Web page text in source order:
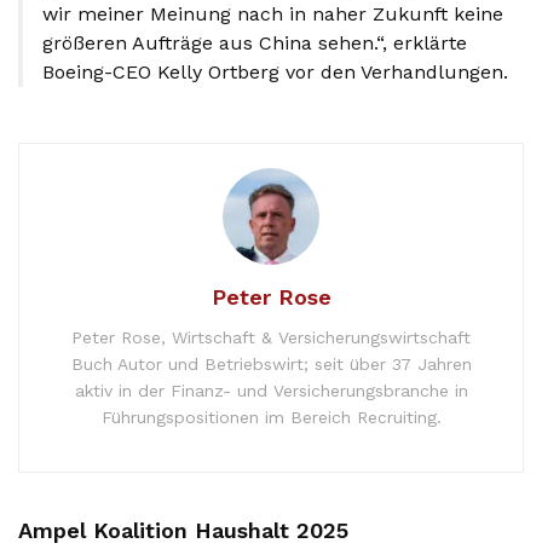
wir meiner Meinung nach in naher Zukunft keine
größeren Aufträge aus China sehen.“, erklärte
Boeing-CEO Kelly Ortberg vor den Verhandlungen.
Peter Rose
Peter Rose, Wirtschaft & Versicherungswirtschaft
Buch Autor und Betriebswirt; seit über 37 Jahren
aktiv in der Finanz- und Versicherungsbranche in
Führungspositionen im Bereich Recruiting.
Ampel Koalition Haushalt 2025